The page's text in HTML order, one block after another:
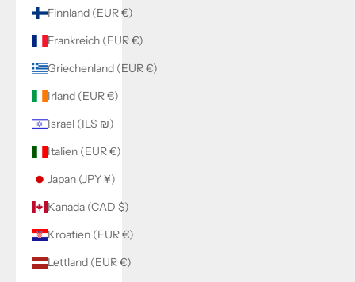
Finnland (EUR €)
Frankreich (EUR €)
Griechenland (EUR €)
Irland (EUR €)
Israel (ILS ₪)
Italien (EUR €)
Japan (JPY ¥)
Kanada (CAD $)
Kroatien (EUR €)
Lettland (EUR €)